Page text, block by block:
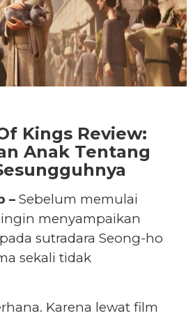
Kings Review:
Anak Tentang
–Sebelum memulai
ingin menyampaikan
sutradara Seong-ho
sekali tidak
Karena lewat film